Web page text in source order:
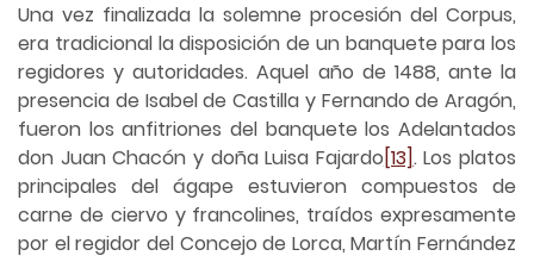
Una vez finalizada la solemne procesión del Corpus,
era tradicional la disposición de un banquete para los
regidores y autoridades. Aquel año de 1488, ante la
presencia de Isabel de Castilla y Fernando de Aragón,
fueron los anfitriones del banquete los Adelantados
don Juan Chacón y doña Luisa Fajardo[13]. Los platos
principales del ágape estuvieron compuestos de
carne de ciervo y francolines, traídos expresamente
por el regidor del Concejo de Lorca, Martín Fernández